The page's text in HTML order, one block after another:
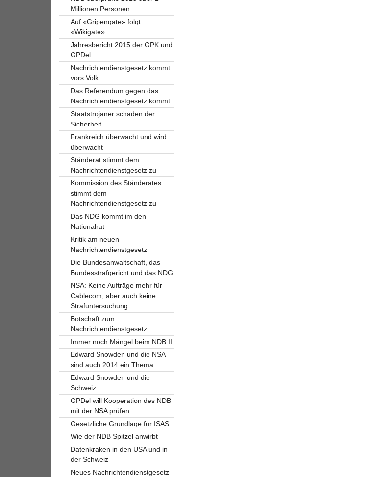
Millionen Personen
Auf «Gripengate» folgt
«Wikigate»
Jahresbericht 2015 der GPK und
GPDel
Nachrichtendienstgesetz kommt
vors Volk
Das Referendum gegen das
Nachrichtendienstgesetz kommt
Staatstrojaner schaden der
Sicherheit
Frankreich überwacht und wird
überwacht
Ständerat stimmt dem
Nachrichtendienstgesetz zu
Kommission des Ständerates
stimmt dem
Nachrichtendienstgesetz zu
Das NDG kommt im den
Nationalrat
Kritik am neuen
Nachrichtendienstgesetz
Die Bundesanwaltschaft, das
Bundesstrafgericht und das NDG
NSA: Keine Aufträge mehr für
Cablecom, aber auch keine
Strafuntersuchung
Botschaft zum
Nachrichtendienstgesetz
Immer noch Mängel beim NDB II
Edward Snowden und die NSA
sind auch 2014 ein Thema
Edward Snowden und die
Schweiz
GPDel will Kooperation des NDB
mit der NSA prüfen
Gesetzliche Grundlage für ISAS
Wie der NDB Spitzel anwirbt
Datenkraken in den USA und in
der Schweiz
Neues Nachrichtendienstgesetz